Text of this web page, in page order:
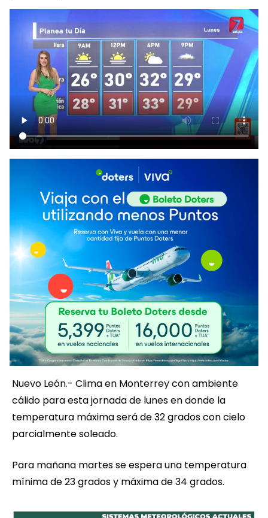
Nuevo León.- Clima en Monterrey con ambiente
cálido para esta jornada de lunes en donde la
temperatura máxima será de 32 grados con cielo
parcialmente soleado.
Para mañana martes se espera una temperatura
mínima de 23 grados y máxima de 34 grados.